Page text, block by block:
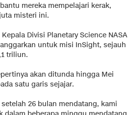
mereka mempelajari kerak,
misteri ini.
Divisi Planetary Science NASA
untuk misi InSight, sejauh
triliun.
akan ditunda hingga Mei
satu garis sejajar.
26 bulan mendatang, kami